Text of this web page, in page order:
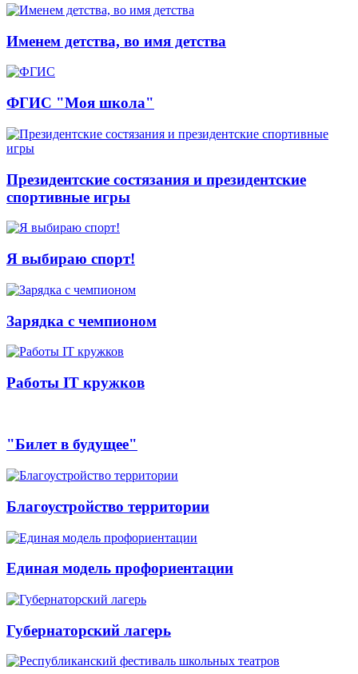
Именем детства, во имя детства
ФГИС "Моя школа"
Президентские состязания и президентские
спортивные игры
Я выбираю спорт!
Зарядка с чемпионом
Работы IT кружков
"Билет в будущее"
Благоустройство территории
Единая модель профориентации
Губернаторский лагерь